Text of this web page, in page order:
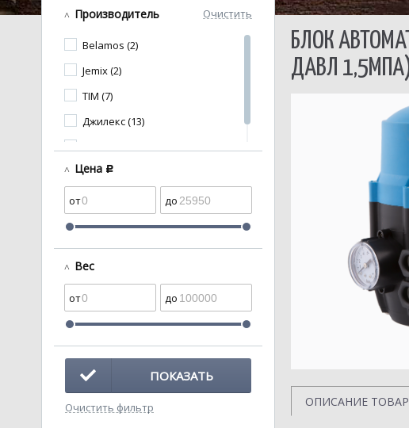
Производитель Очистить
Belamos (2)
Jemix (2)
TIM (7)
Джилекс (13)
Цена c
Вес
ПОКАЗАТЬ
Очистить фильтр
БЛОК
ДАВЛ
ОПИСАНИЕ